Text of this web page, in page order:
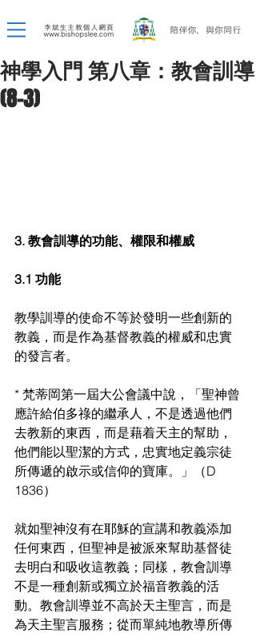
神學入門 第八章：教會訓導
(8-3)
3. 教會訓導的功能、權限和權威
3.1 功能
教學訓導的使命不等於發明一些創新的
教義，而是作為基督教義的權威和忠實
的發言者。
* 梵蒂岡第一屆大公會議中說，「聖神曾
應許給伯多祿的繼承人，不是透過他們
去教新的東西，而是藉着天主的幫助，
他們能以聖潔的方式，忠實地定義宗徒
所傳遞的啟示或信仰的寶庫。」（D
1836）
就如聖神沒有在耶穌的宣講和教義添加
任何東西，但聖神是被派來幫助基督徒
去明白和吸收這教義；同樣，教會訓導
不是一種創新或獨立於福音教義的活
動。教會訓導並不高於天主聖言，而是
為天主聖言服務；從而單純地教導所傳